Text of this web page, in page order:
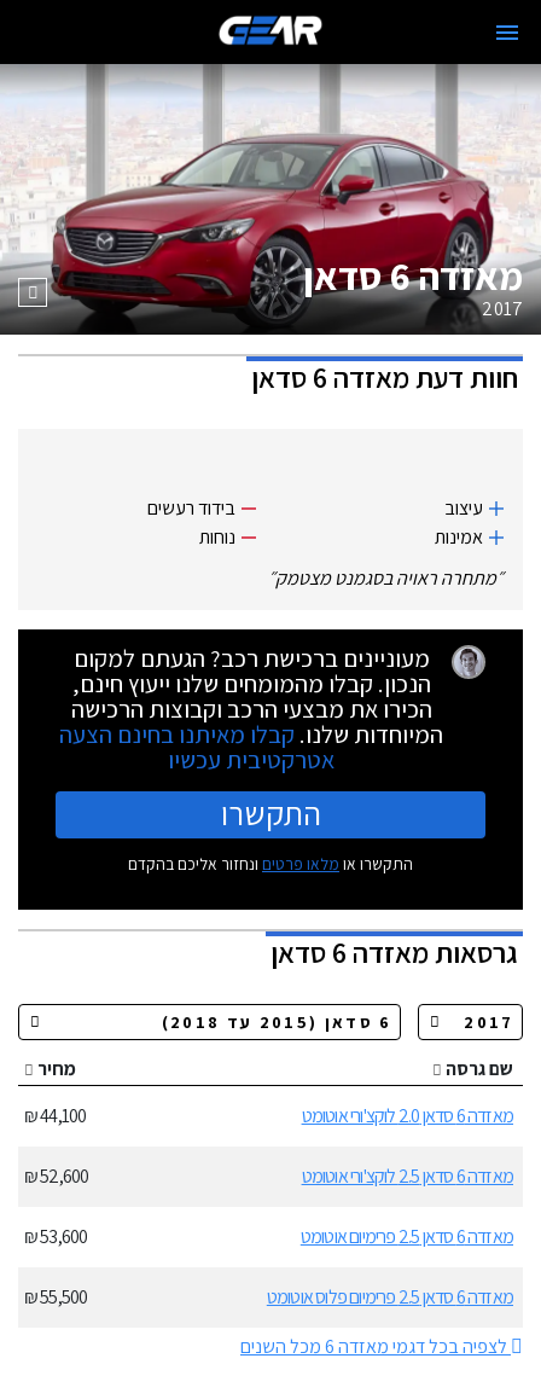
מאזדה 6 סדאן
2017
חוות דעתמאזדה 6 סדאן
עיצוב
אמינות
בידוד רעשים
נוחות
״מתחרה ראויה בסגמנט מצטמק״
מעוניינים ברכישת רכב? הגעתם למקום
הנכון. קבלו מהמומחים שלנו ייעוץ חינם,
הכירו את מבצעי הרכב וקבוצות הרכישה
המיוחדות שלנו. קבלו מאיתנו בחינם הצעה
אטרקטיבית עכשיו
התקשרו
התקשרו או מלאו פרטים ונחזור אליכם בהקדם
גרסאותמאזדה 6 סדאן
שם גרסה
מחיר
מאזדה 6 סדאן 2.0 לוקצ'ורי אוטומט
44,100 ₪
מאזדה 6 סדאן 2.5 לוקצ'ורי אוטומט 52,600 ₪
מאזדה 6 סדאן 2.5 פרימיום אוטומט 53,600 ₪
מאזדה 6 סדאן 2.5 פרימיום פלוס אוטומט
55,500 ₪
לצפיה בכל דגמי מאזדה 6 מכל השנים